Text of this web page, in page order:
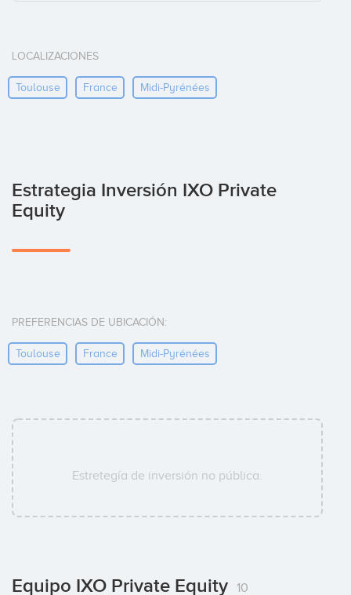
LOCALIZACIONES
Toulouse France Midi-Pyrénées
Estrategia Inversión IXO Private
Equity
PREFERENCIAS DE UBICACIÓN:
Toulouse France Midi-Pyrénées
Estretegía de inversión no pública.
Equipo IXO Private Equity 10